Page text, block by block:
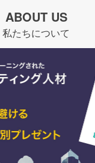
ABOUT US
私たちについて